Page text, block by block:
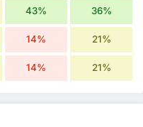
43% 36%
14% 21%
14% 21%